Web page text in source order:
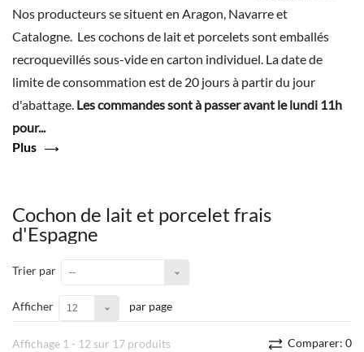
Nos producteurs se situent en Aragon, Navarre et
Catalogne. Les cochons de lait et porcelets sont emballés
recroquevillés sous-vide en carton individuel. La date de
limite de consommation est de 20 jours à partir du jour
d'abattage. Les commandes sont à passer avant le lundi 11h
pour...
Plus
Cochon de lait et porcelet frais
d'Espagne
Trier par --
Afficher 12 par page
Comparer: 0
Affichage 1 - 12 sur 17 produits